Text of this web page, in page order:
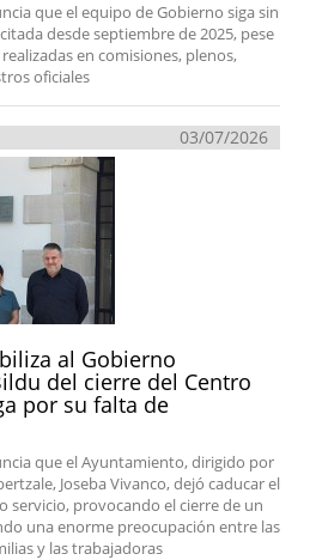
que el equipo de Gobierno siga sin
desde septiembre de 2025, pese
en comisiones, plenos,
oficiales
03/07/2026
al Gobierno
del cierre del Centro
por su falta de
que el Ayuntamiento, dirigido por
Joseba Vivanco, dejó caducar el
servicio, provocando el cierre de un
una enorme preocupación entre las
y las trabajadoras